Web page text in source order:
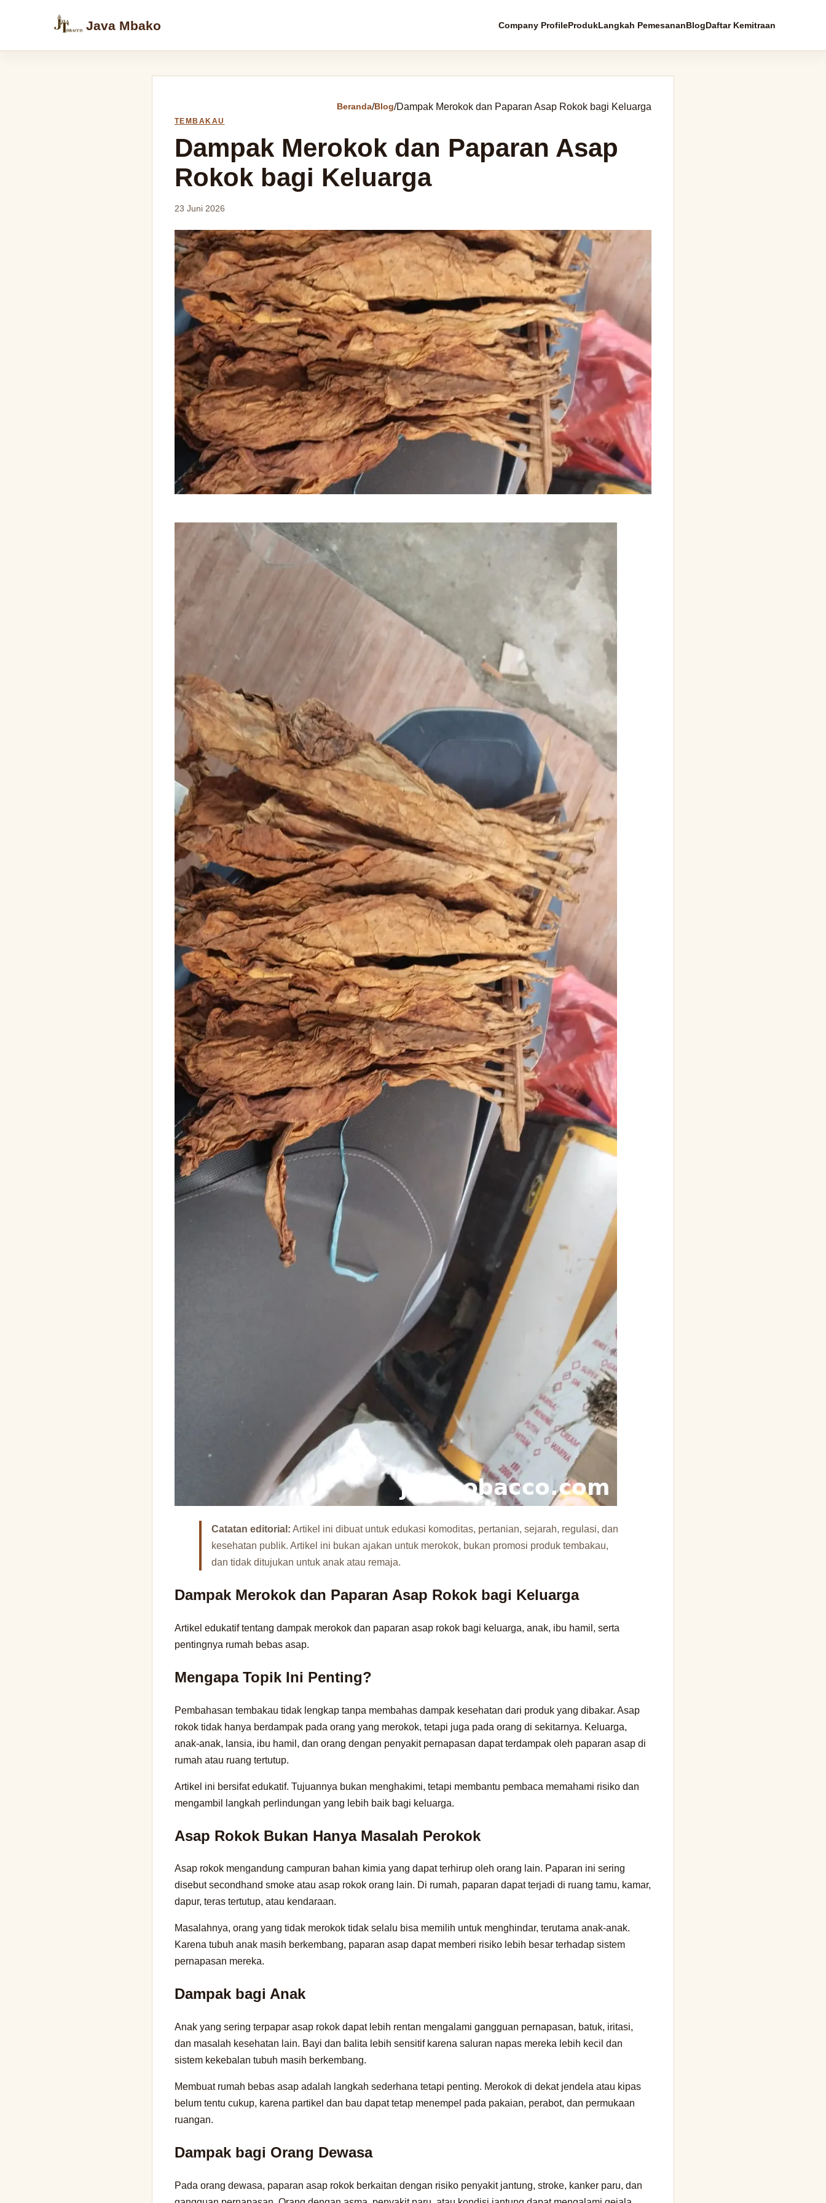
Java Mbako Company ProfileProdukLangkah PemesananBlogDaftar Kemitraan
Beranda/Blog/Dampak Merokok dan Paparan Asap Rokok bagi Keluarga
TEMBAKAU
Dampak Merokok dan Paparan Asap
Rokok bagi Keluarga
23 Juni 2026
Catatan editorial: Artikel ini dibuat untuk edukasi komoditas, pertanian, sejarah, regulasi, dan
kesehatan publik. Artikel ini bukan ajakan untuk merokok, bukan promosi produk tembakau,
dan tidak ditujukan untuk anak atau remaja.
Dampak Merokok dan Paparan Asap Rokok bagi Keluarga
Artikel edukatif tentang dampak merokok dan paparan asap rokok bagi keluarga, anak, ibu hamil, serta
pentingnya rumah bebas asap.
Mengapa Topik Ini Penting?
Pembahasan tembakau tidak lengkap tanpa membahas dampak kesehatan dari produk yang dibakar. Asap
rokok tidak hanya berdampak pada orang yang merokok, tetapi juga pada orang di sekitarnya. Keluarga,
anak-anak, lansia, ibu hamil, dan orang dengan penyakit pernapasan dapat terdampak oleh paparan asap di
rumah atau ruang tertutup.
Artikel ini bersifat edukatif. Tujuannya bukan menghakimi, tetapi membantu pembaca memahami risiko dan
mengambil langkah perlindungan yang lebih baik bagi keluarga.
Asap Rokok Bukan Hanya Masalah Perokok
Asap rokok mengandung campuran bahan kimia yang dapat terhirup oleh orang lain. Paparan ini sering
disebut secondhand smoke atau asap rokok orang lain. Di rumah, paparan dapat terjadi di ruang tamu, kamar,
dapur, teras tertutup, atau kendaraan.
Masalahnya, orang yang tidak merokok tidak selalu bisa memilih untuk menghindar, terutama anak-anak.
Karena tubuh anak masih berkembang, paparan asap dapat memberi risiko lebih besar terhadap sistem
pernapasan mereka.
Dampak bagi Anak
Anak yang sering terpapar asap rokok dapat lebih rentan mengalami gangguan pernapasan, batuk, iritasi,
dan masalah kesehatan lain. Bayi dan balita lebih sensitif karena saluran napas mereka lebih kecil dan
sistem kekebalan tubuh masih berkembang.
Membuat rumah bebas asap adalah langkah sederhana tetapi penting. Merokok di dekat jendela atau kipas
belum tentu cukup, karena partikel dan bau dapat tetap menempel pada pakaian, perabot, dan permukaan
ruangan.
Dampak bagi Orang Dewasa
Pada orang dewasa, paparan asap rokok berkaitan dengan risiko penyakit jantung, stroke, kanker paru, dan